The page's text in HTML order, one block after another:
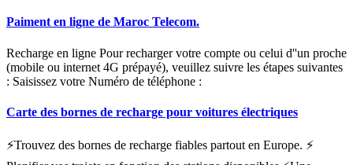
Paiment en ligne de Maroc Telecom.
Recharge en ligne Pour recharger votre compte ou celui d''un proche
(mobile ou internet 4G prépayé), veuillez suivre les étapes suivantes
: Saisissez votre Numéro de téléphone :
Carte des bornes de recharge pour voitures électriques
⚡Trouvez des bornes de recharge fiables partout en Europe. ⚡